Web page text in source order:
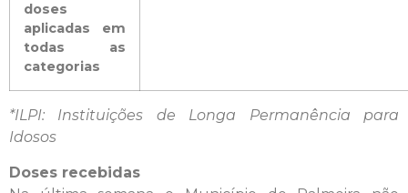
doses
aplicadas em
todas as
categorias
*ILPI: Instituições de Longa Permanência para
Idosos
Doses recebidas